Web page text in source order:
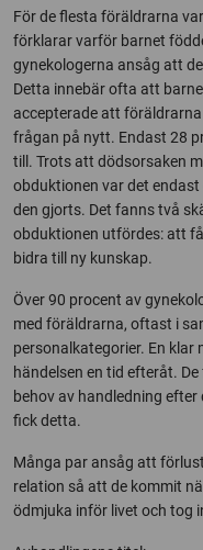
För de flesta föräldrarna
förklarar varför barnet
gynekologerna ansåg att
Detta innebär ofta att
accepterade att
frågan på nytt. Endast 28
till. Trots att dödsorsaken
obduktionen var det
den gjorts. Det fanns två
obduktionen utfördes: att
bidra till ny kunskap.
Över 90 procent av
med föräldrarna, oftast i
personalkategorier. En
händelsen en tid efteråt.
behov av handledning
fick detta.
Många par ansåg att
relation så att de kommit
ödmjuka inför livet och tog